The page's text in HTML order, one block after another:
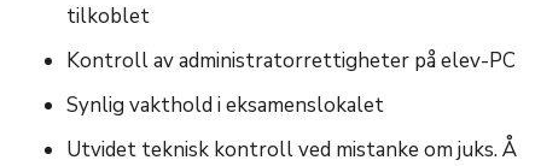
tilkoblet
Kontroll av administratorrettigheter på elev-PC
Synlig vakthold i eksamenslokalet
Utvidet teknisk kontroll ved mistanke om juks. Å